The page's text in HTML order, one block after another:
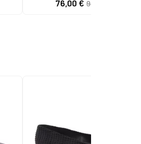
76,00 € 95,00 €